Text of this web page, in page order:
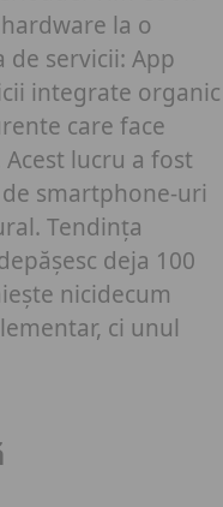
la o
servicii: App
integrate organic
care face
lucru a fost
smartphone-uri
Tendința
deja 100
nicidecum
ci unul